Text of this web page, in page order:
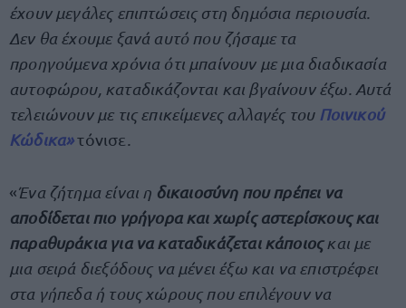
έχουν μεγάλες επιπτώσεις στη δημόσια περιουσία.
Δεν θα έχουμε ξανά αυτό που ζήσαμε τα
προηγούμενα χρόνια ότι μπαίνουν με μια διαδικασία
αυτοφώρου, καταδικάζονται και βγαίνουν έξω. Αυτά
τελειώνουν με τις επικείμενες αλλαγές του Ποινικού
Κώδικα»τόνισε.
«Ένα ζήτημα είναι η δικαιοσύνη που πρέπει να
αποδίδεται πιο γρήγορα και χωρίς αστερίσκους και
παραθυράκια για να καταδικάζεται κάποιοςκαι με
μια σειρά διεξόδους να μένει έξω και να επιστρέφει
στα γήπεδα ή τους χώρους που επιλέγουν να